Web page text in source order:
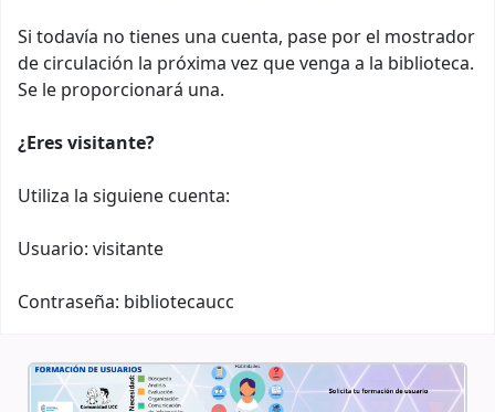
Si todavía no tienes una cuenta, pase por el mostrador
de circulación la próxima vez que venga a la biblioteca.
Se le proporcionará una.
¿Eres visitante?
Utiliza la siguiene cuenta:
Usuario: visitante
Contraseña: bibliotecaucc